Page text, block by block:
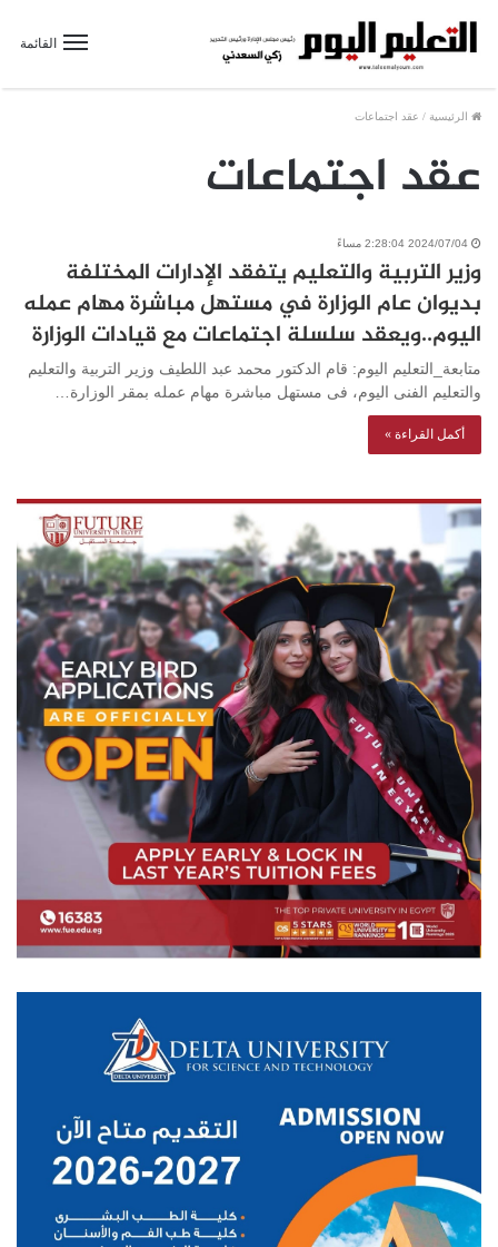
القائمة
الرئيسية / عقد اجتماعات
عقد اجتماعات
2024/07/04 2:28:04 مساءً
وزير التربية والتعليم يتفقد الإدارات المختلفة
بديوان عام الوزارة في مستهل مباشرة مهام عمله
اليوم..ويعقد سلسلة اجتماعات مع قيادات الوزارة
متابعة_التعليم اليوم: قام الدكتور محمد عبد اللطيف وزير التربية والتعليم
والتعليم الفنى اليوم، فى مستهل مباشرة مهام عمله بمقر الوزارة…
أكمل القراءة »